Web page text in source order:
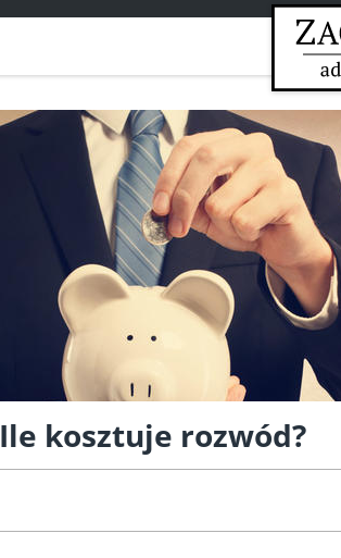
Ile kosztuje rozwód?